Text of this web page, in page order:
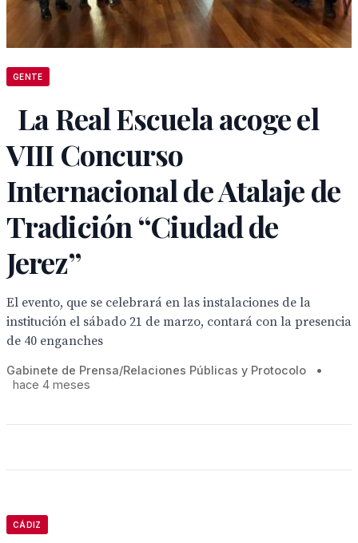
GENTE
La Real Escuela acoge el
VIII Concurso
Internacional de Atalaje de
Tradición “Ciudad de
Jerez”
El evento, que se celebrará en las instalaciones de la
institución el sábado 21 de marzo, contará con la presencia
de 40 enganches
Gabinete de Prensa/Relaciones Públicas y Protocolo
•
hace 4 meses
CÁDIZ